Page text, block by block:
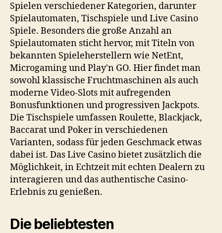
Spielen verschiedener Kategorien, darunter
Spielautomaten, Tischspiele und Live Casino
Spiele. Besonders die große Anzahl an
Spielautomaten sticht hervor, mit Titeln von
bekannten Spieleherstellern wie NetEnt,
Microgaming und Play'n GO. Hier findet man
sowohl klassische Fruchtmaschinen als auch
moderne Video-Slots mit aufregenden
Bonusfunktionen und progressiven Jackpots.
Die Tischspiele umfassen Roulette, Blackjack,
Baccarat und Poker in verschiedenen
Varianten, sodass für jeden Geschmack etwas
dabei ist. Das Live Casino bietet zusätzlich die
Möglichkeit, in Echtzeit mit echten Dealern zu
interagieren und das authentische Casino-
Erlebnis zu genießen.
Die beliebtesten